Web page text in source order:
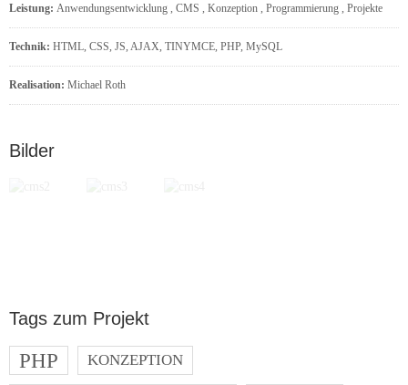
Leistung: Anwendungsentwicklung CMS Konzeption Programmierung Projekte
Technik: HTML, CSS, JS, AJAX, TINYMCE, PHP, MySQL
Realisation: Michael Roth
Bilder
Tags zum Projekt
PHP KONZEPTION